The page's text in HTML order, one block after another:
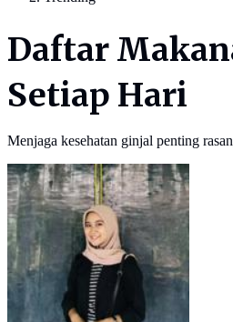
Daftar
Setiap Hari
Menjaga kesehatan ginjal penting